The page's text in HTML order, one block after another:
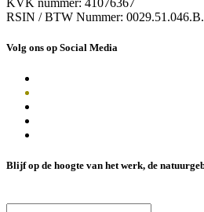
RSIN / BTW Nummer:
Volg ons op Social Media
Blijf op de hoogte van het werk, de